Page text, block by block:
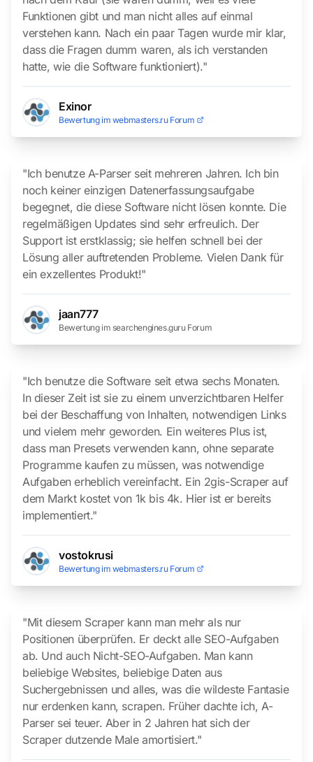
Funktionen gibt und man nicht alles auf einmal
verstehen kann. Nach ein paar Tagen wurde mir klar,
dass die Fragen dumm waren, als ich verstanden
hatte, wie die Software funktioniert)."
Exinor
Bewertung im webmasters.ru Forum
"Ich benutze A-Parser seit mehreren Jahren. Ich bin
noch keiner einzigen Datenerfassungsaufgabe
begegnet, die diese Software nicht lösen konnte. Die
regelmäßigen Updates sind sehr erfreulich. Der
Support ist erstklassig; sie helfen schnell bei der
Lösung aller auftretenden Probleme. Vielen Dank für
ein exzellentes Produkt!"
jaan777
Bewertung im searchengines.guru Forum
"Ich benutze die Software seit etwa sechs Monaten.
In dieser Zeit ist sie zu einem unverzichtbaren Helfer
bei der Beschaffung von Inhalten, notwendigen Links
und vielem mehr geworden. Ein weiteres Plus ist,
dass man Presets verwenden kann, ohne separate
Programme kaufen zu müssen, was notwendige
Aufgaben erheblich vereinfacht. Ein 2gis-Scraper auf
dem Markt kostet von 1k bis 4k. Hier ist er bereits
implementiert."
vostokrusi
Bewertung im webmasters.ru Forum
"Mit diesem Scraper kann man mehr als nur
Positionen überprüfen. Er deckt alle SEO-Aufgaben
ab. Und auch Nicht-SEO-Aufgaben. Man kann
beliebige Websites, beliebige Daten aus
Suchergebnissen und alles, was die wildeste Fantasie
nur erdenken kann, scrapen. Früher dachte ich, A-
Parser sei teuer. Aber in 2 Jahren hat sich der
Scraper dutzende Male amortisiert."